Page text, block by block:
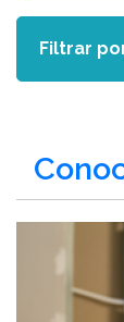
Filtrar